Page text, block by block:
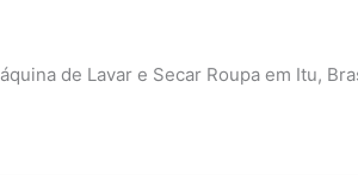
de Lavar e Secar Roupa em Itu,